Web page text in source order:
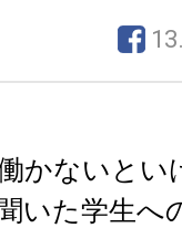
働かないと
いた学生へ